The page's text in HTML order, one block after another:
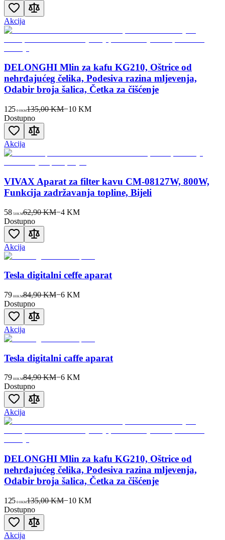
Akcija
DELONGHI Mlin za kafu KG210, Oštrice od
nehrđajućeg čelika, Podesiva razina mljevenja,
Odabir broja šalica, Četka za čišćenje
125 00KM135,00 KM−10 KM
Dostupno
Akcija
VIVAX Aparat za filter kavu CM-08127W, 800W,
Funkcija zadržavanja topline, Bijeli
58 50KM62,90 KM−4KM
Dostupno
Akcija
Tesla digitalni ceffe aparat
79 00KM84,90 KM−6KM
Dostupno
Akcija
Tesla digitalni caffe aparat
79 00KM84,90 KM−6KM
Dostupno
Akcija
DELONGHI Mlin za kafu KG210, Oštrice od
nehrđajućeg čelika, Podesiva razina mljevenja,
Odabir broja šalica, Četka za čišćenje
125 00KM135,00 KM−10 KM
Dostupno
Akcija